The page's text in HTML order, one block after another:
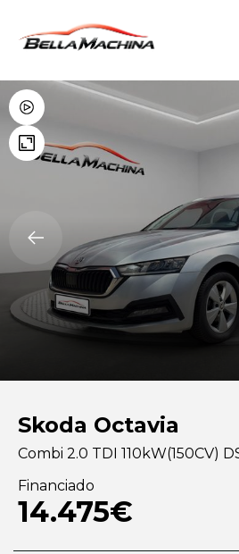
Skoda Octavia
Combi 2.0 TDI 110kW(150CV)
Financiado
14.475€